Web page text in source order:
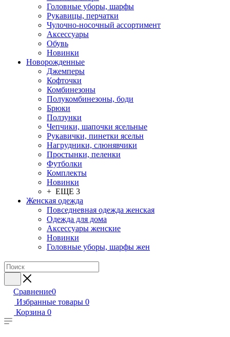
Головные уборы, шарфы
Рукавицы, перчатки
Чулочно-носочный ассортимент
Аксессуары
Обувь
Новинки
Новорожденные
Джемперы
Кофточки
Комбинезоны
Полукомбинезоны, боди
Брюки
Ползунки
Чепчики, шапочки ясельные
Рукавички, пинетки ясельн
Нагрудники, слюнявчики
Простынки, пеленки
Футболки
Комплекты
Новинки
+ ЕЩЕ 3
Женская одежда
Повседневная одежда женская
Одежда для дома
Аксессуары женские
Новинки
Головные уборы, шарфы жен
Сравнение0
Избранные товары 0
Корзина 0